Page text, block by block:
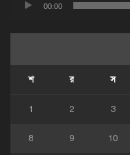
00:00
শ র স
1 2 3
8 9 10